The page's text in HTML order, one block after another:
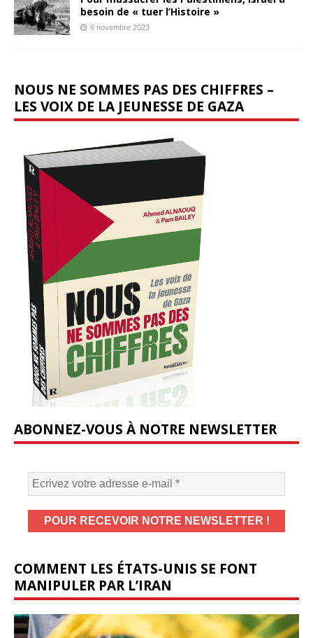
besoin de « tuer l’Histoire »
6 novembre 2023
NOUS NE SOMMES PAS DES CHIFFRES –
LES VOIX DE LA JEUNESSE DE GAZA
ABONNEZ-VOUS À NOTRE NEWSLETTER
COMMENT LES ÉTATS-UNIS SE FONT
MANIPULER PAR L’IRAN